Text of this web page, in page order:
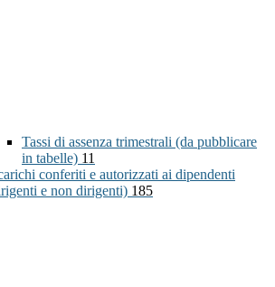
Tassi di assenza trimestrali (da pubblicare
in tabelle) 11
conferiti e autorizzati ai dipendenti
e non dirigenti) 185